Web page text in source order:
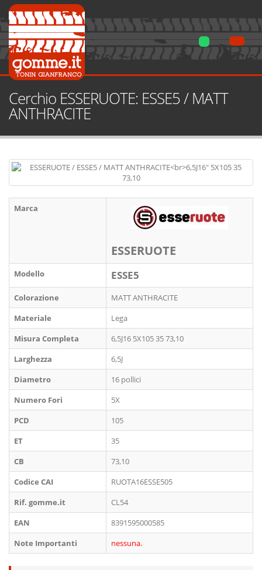
Cerchio ESSERUOTE: ESSE5 / MATT
ANTHRACITE
Marca
ESSERUOTE
Modello ESSE5
Colorazione
MATT ANTHRACITE
Materiale
Lega
Misura Completa
6,5J16 5X105 35 73,10
Larghezza
6,5J
Diametro
16 pollici
Numero Fori
5X
PCD
105
ET
35
CB
73,10
Codice CAI
RUOTA16ESSE505
Rif. gomme.it
CL54
EAN
8391595000585
Note Importanti
nessuna.